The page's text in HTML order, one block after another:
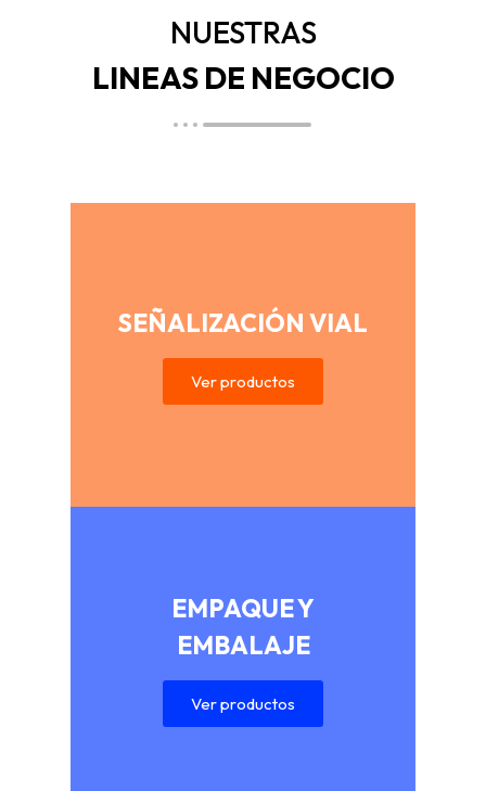
NUESTRAS
LINEAS DE NEGOCIO
SEÑALIZACIÓN VIAL
Ver productos
EMPAQUE Y
EMBALAJE
Ver productos